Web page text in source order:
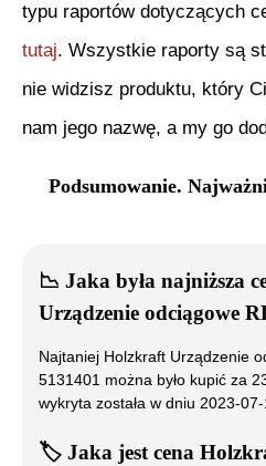
typu raportów dotyczących
tutaj. Wszystkie raporty są
nie widzisz produktu, który
nam jego nazwę, a my go
Podsumowanie.
📉 Jaka była najniższa
Urządzenie odciągowe
Najtaniej Holzkraft Urządzenie
5131401 można było kupić za
wykryta została w dniu 2023-
🏷️ Jaka jest cena